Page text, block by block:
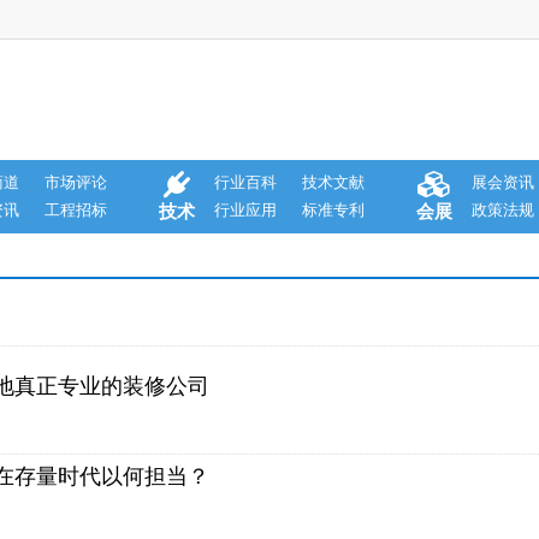
市场评论
讯
工程招标 技术
行业百科
技术文献
行业应用
标准专利 会展
展会资讯
政策法规
真正专业的装修公司
存量时代以何担当？